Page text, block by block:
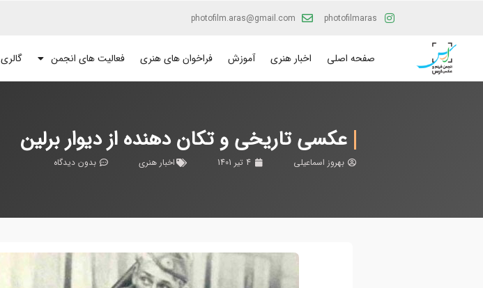
photofilmaras
photofilm.aras@gmail.com
صفحه اصلی اخبار هنری آموزش فراخوان های هنری فعالیت های انجمن گالری
عکسی تاریخی و تکان دهنده از دیوار برلین
بهروز اسماعیلی 4 تیر 1401 اخبار هنری بدون دیدگاه